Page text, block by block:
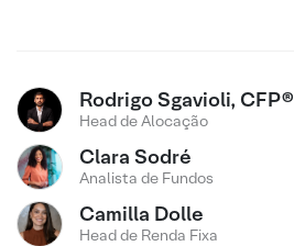
Rodrigo Sgavioli, CFP®
Head de Alocação
Clara Sodré
Analista de Fundos
Camilla Dolle
Head de Renda Fixa